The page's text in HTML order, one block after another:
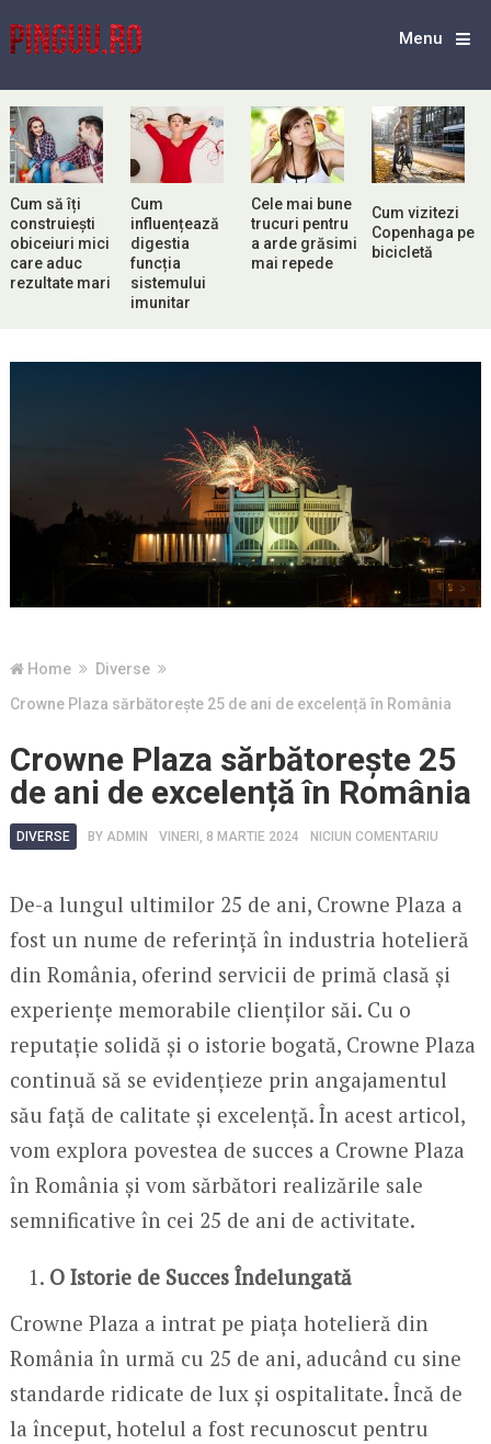
Menu
Cum să îți
construiești
obiceiuri mici
care aduc
rezultate mari
Cum
influențează
digestia
funcția
sistemului
imunitar
Cele mai bune
trucuri pentru
a arde grăsimi
mai repede
Cum vizitezi
Copenhaga pe
bicicletă
Home
Diverse
Crowne Plaza sărbătorește 25 de ani de excelență în România
Crowne Plaza sărbătorește 25
de ani de excelență în România
DIVERSE BY ADMIN VINERI, 8 MARTIE 2024 NICIUN COMENTARIU
De-a lungul ultimilor 25 de ani, Crowne Plaza a
fost un nume de referință în industria hotelieră
din România, oferind servicii de primă clasă și
experiențe memorabile clienților săi. Cu o
reputație solidă și o istorie bogată, Crowne Plaza
continuă să se evidențieze prin angajamentul
său față de calitate și excelență. În acest articol,
vom explora povestea de succes a Crowne Plaza
în România și vom sărbători realizările sale
semnificative în cei 25 de ani de activitate.
O Istorie de Succes Îndelungată
Crowne Plaza a intrat pe piața hotelieră din
România în urmă cu 25 de ani, aducând cu sine
standarde ridicate de lux și ospitalitate. Încă de
la început, hotelul a fost recunoscut pentru